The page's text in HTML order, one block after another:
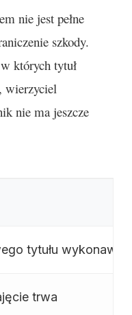
nie jest pełne
szkody.
których tytuł
wierzyciel
nie ma jeszcze
tytułu
trwa